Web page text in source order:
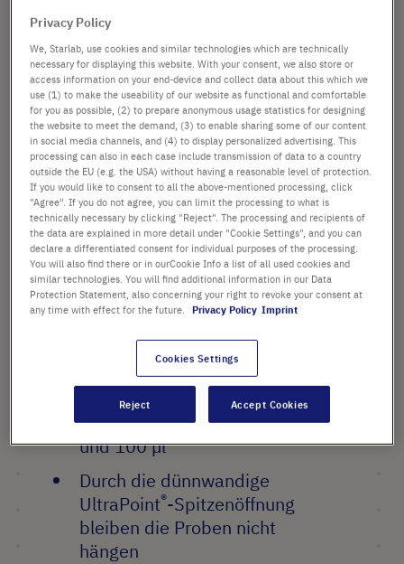
springen
PRODUKT HIGHLIGHTS
Graduierungbei 10 µl, 50 µl
und 100 µl
Durch die dünnwandige
UltraPoint®-Spitzenöffnung
bleiben die Proben nicht
hängen
PACKGRÖSSE
ab 16,48 €
Preis ist der Listenpreis. [*zzgl. MwSt. und Versandkosten]
- +
In
den
Warenkorb
Privacy Policy
We, Starlab, use cookies and similar technologies which are technically
necessary for displaying this website. With your consent, we also store or
access information on your end-device and collect data about this which we
use (1) to make the useability of our website as functional and comfortable
for you as possible, (2) to prepare anonymous usage statistics for designing
the website to meet the demand, (3) to enable sharing some of our content
in social media channels, and (4) to display personalized advertising. This
processing can also in each case include transmission of data to a country
outside the EU (e.g. the USA) without having a reasonable level of protection.
If you would like to consent to all the above-mentioned processing, click
"Agree". If you do not agree, you can limit the processing to what is
technically necessary by clicking "Reject". The processing and recipients of
the data are explained in more detail under "Cookie Settings", and you can
declare a differentiated consent for individual purposes of the processing.
You will also find there or in ourCookie Info a list of all used cookies and
similar technologies. You will find additional information in our Data
Protection Statement, also concerning your right to revoke your consent at
any time with effect for the future.
Privacy Policy Imprint
Cookies Settings
Reject Accept Cookies